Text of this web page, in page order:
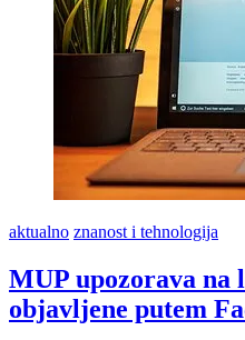
aktualno znanost i tehnologija
MUP upozorava na
objavljene putem